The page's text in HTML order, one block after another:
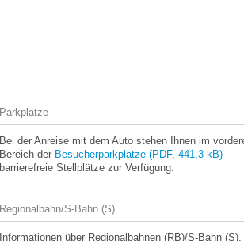
Parkplätze
Bei der Anreise mit dem Auto stehen Ihnen im
Bereich der Besucherparkplätze (PDF, 441,3 kB)
barrierefreie Stellplätze zur Verfügung.
Regionalbahn/S-Bahn (S)
Informationen über Regionalbahnen (RB)/S-Bahn